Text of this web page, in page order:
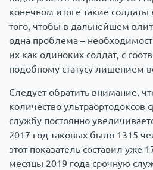
конечном итоге такие
того, чтобы в дальнейшем
одна проблема –
их как одиноких солдат, с
подобному статусу лишением
Следует обратить внимание,
количество ультраортодоксов
службу постоянно
2017 год таковых было 1315
этот показатель составил уже
месяцы 2019 года срочную